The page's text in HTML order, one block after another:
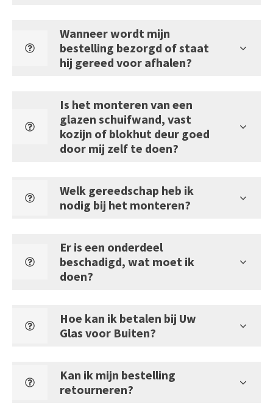
Wanneer wordt mijn
bestelling bezorgd of staat
hij gereed voor afhalen?
Is het monteren van een
glazen schuifwand, vast
kozijn of blokhut deur goed
door mij zelf te doen?
Welk gereedschap heb ik
nodig bij het monteren?
Er is een onderdeel
beschadigd, wat moet ik
doen?
Hoe kan ik betalen bij Uw
Glas voor Buiten?
Kan ik mijn bestelling
retourneren?